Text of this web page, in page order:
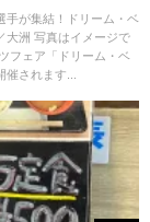
手が集結！ドリーム・ベ
大洲 写真はイメージで
フェア「ドリーム・ベ
されます...